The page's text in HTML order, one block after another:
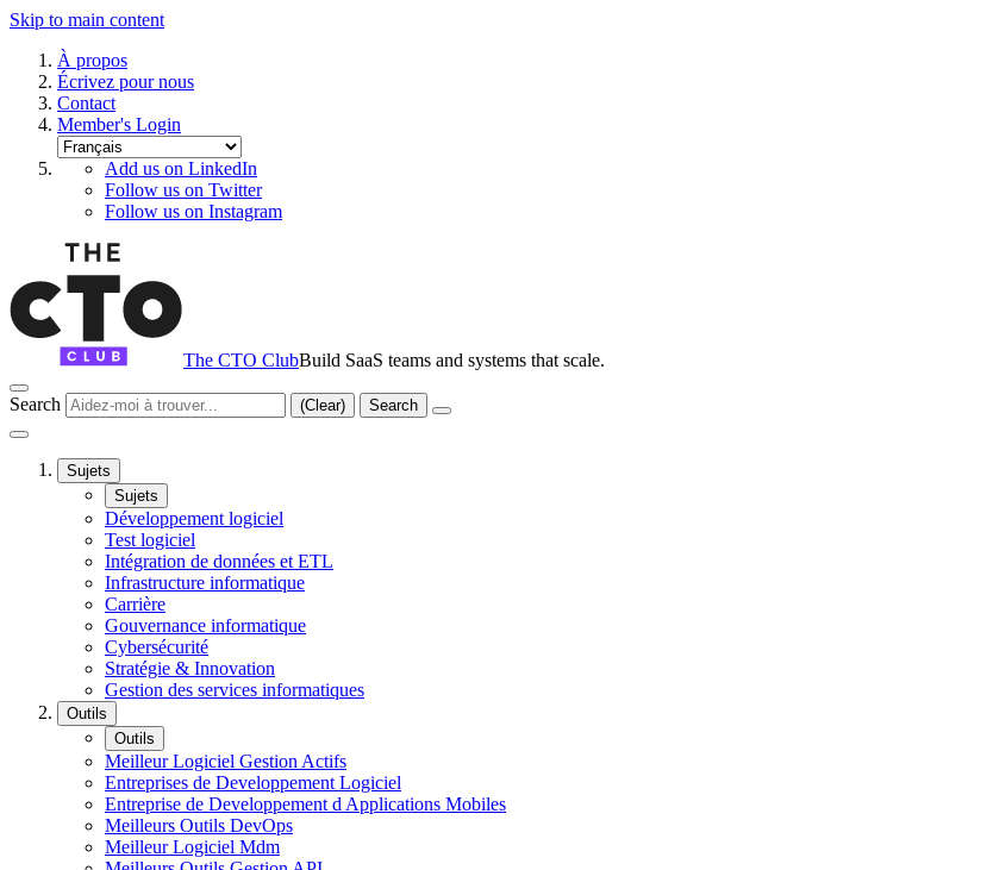
Skip to main content
À propos
Écrivez pour nous
Contact
Member's Login
Add us on LinkedIn
Follow us on Twitter
Follow us on Instagram
The CTO ClubBuild SaaS teams and systems that scale.
Search (Clear) Search
Sujets
Sujets
Développement logiciel
Test logiciel
Intégration de données et ETL
Infrastructure informatique
Carrière
Gouvernance informatique
Cybersécurité
Stratégie & Innovation
Gestion des services informatiques
Outils
Outils
Meilleur Logiciel Gestion Actifs
Entreprises de Developpement Logiciel
Entreprise de Developpement d Applications Mobiles
Meilleurs Outils DevOps
Meilleur Logiciel Mdm